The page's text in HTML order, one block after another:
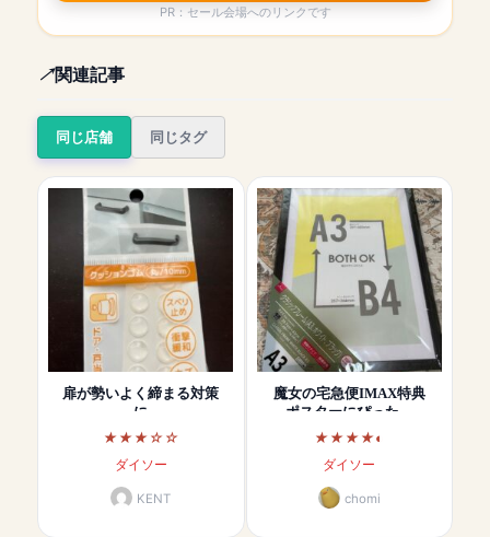
PR：セール会場へのリンクです
関連記事
同じ店舗 同じタグ
扉が勢いよく締まる対策
に
ダイソー
KENT
魔女の宅急便IMAX特典
ポスターにぴった…
ダイソー
chomi